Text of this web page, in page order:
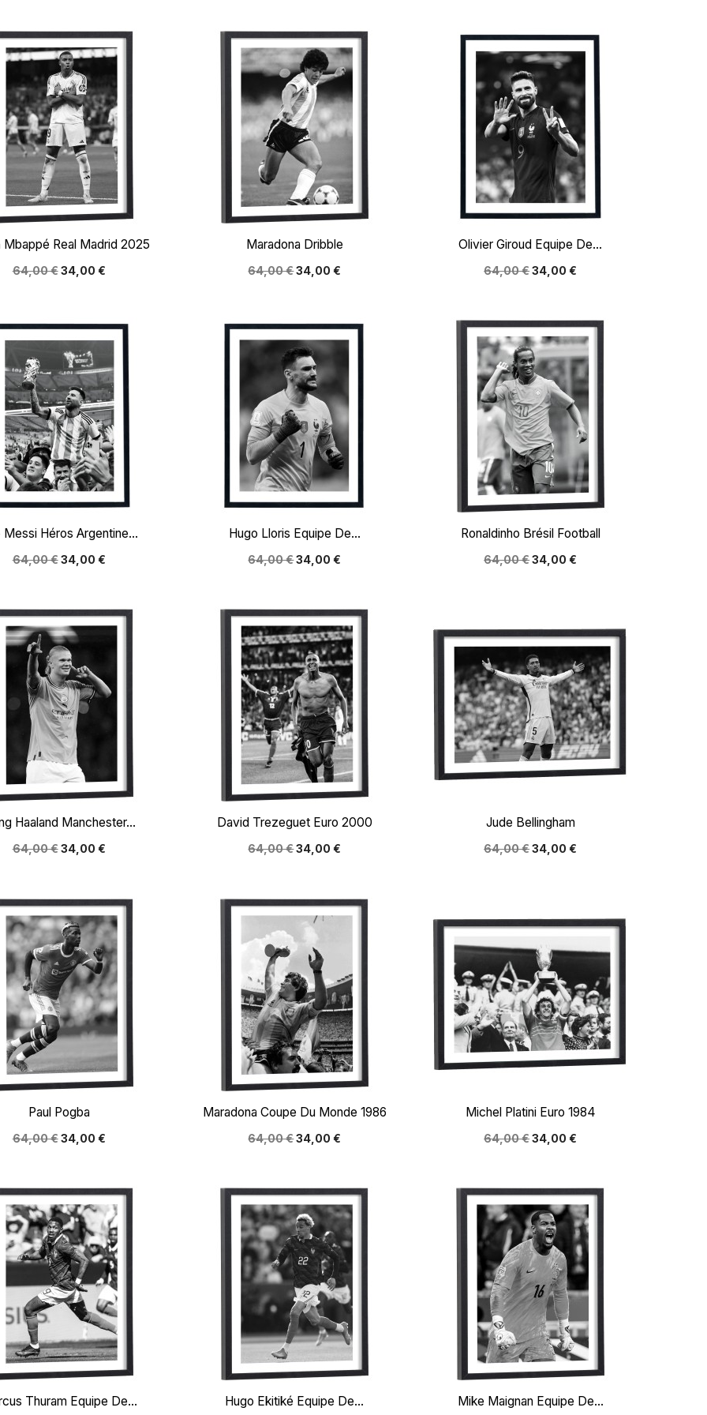
Aperçu rapide
Mbappé Real Madrid 2025
64,00 €34,00 €
Aperçu rapide
Maradona Dribble
64,00 €34,00 €
 Aperçu rapide
Olivier Giroud Equipe De...
64,00 €34,00 €
Aperçu rapide
Messi Héros Argentine...
64,00 €34,00 €
 Aperçu rapide
Hugo Lloris Equipe De...
64,00 €34,00 €
Aperçu rapide
Ronaldinho Brésil Football
64,00 €34,00 €
Aperçu rapide
Haaland Manchester...
64,00 €34,00 €
Aperçu rapide
David Trezeguet Euro 2000
64,00 €34,00 €
Aperçu rapide
Jude Bellingham
64,00 €34,00 €
Aperçu rapide
Paul Pogba
64,00 €34,00 €
 Aperçu rapide
Maradona Coupe Du Monde 1986
64,00 €34,00 €
Aperçu rapide
Michel Platini Euro 1984
64,00 €34,00 €
 Aperçu rapide
Thuram Equipe De... Aperçu rapide
Hugo Ekitiké Equipe De... Aperçu rapide
Mike Maignan Equipe De...